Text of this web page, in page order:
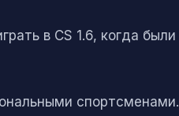
в CS 1.6, когда были
спортсменами.